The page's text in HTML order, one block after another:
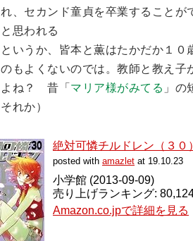
れ、セカンド童貞を卒業することが
と思われる
というか、皆本と薫はたかだか１
のもよくないのでは。教師と教え子
よね？ 昔「 マリア様がみてる 」の
それか）
絶対可憐チルドレン（３０
posted with amazlet at 19.10.23
小学館 (2013-09-09)
売り上げランキング:
Amazon.co.jpで詳細を見る